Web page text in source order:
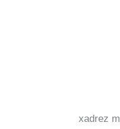
xadrez